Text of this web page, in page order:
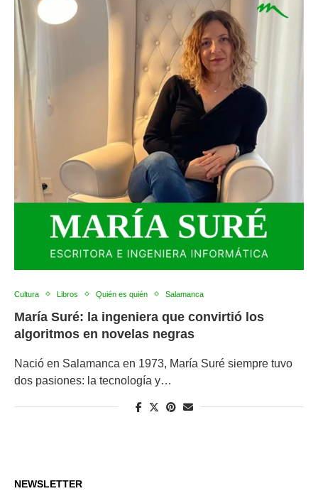
Cultura Libros Quién es quién Salamanca
María Suré: la ingeniera que convirtió los
algoritmos en novelas negras
Nació en Salamanca en 1973, María Suré siempre tuvo
dos pasiones: la tecnología y…
NEWSLETTER